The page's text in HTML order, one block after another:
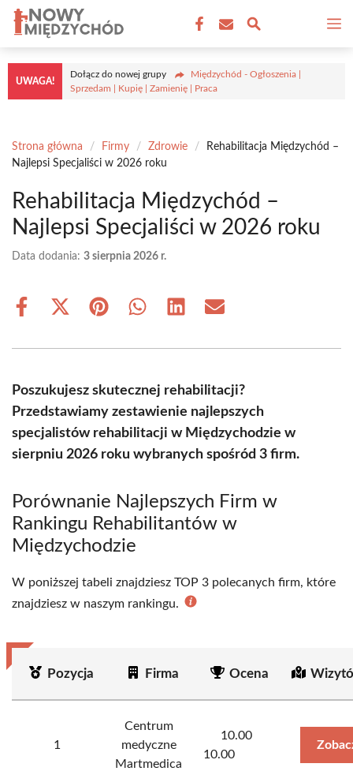
Przejdź
treści
UWAGA!
Dołącz do nowej grupy
Międzychód - Ogłoszenia |
Sprzedam | Kupię | Zamienię | Praca
Strona główna / Firmy / Zdrowie /
Rehabilitacja Międzychód –
Najlepsi Specjaliści w 2026 roku
Rehabilitacja Międzychód –
Najlepsi Specjaliści w 2026 roku
Data dodania: 3 sierpnia 2026 r.
Share
Share
(Twitter)
Share Share Share Share
Poszukujesz skutecznej rehabilitacji?
Przedstawiamy zestawienie najlepszych
specjalistów rehabilitacji w Międzychodzie w
sierpniu 2026 roku wybranych spośród 3 firm.
Porównanie Najlepszych Firm w
Rankingu Rehabilitantów w
Międzychodzie
W poniższej tabeli znajdziesz TOP 3 polecanych firm, które
znajdziesz w naszym rankingu.
Pozycja Firma Ocena
1
Centrum
medyczne
Martmedica
10.00
10.00